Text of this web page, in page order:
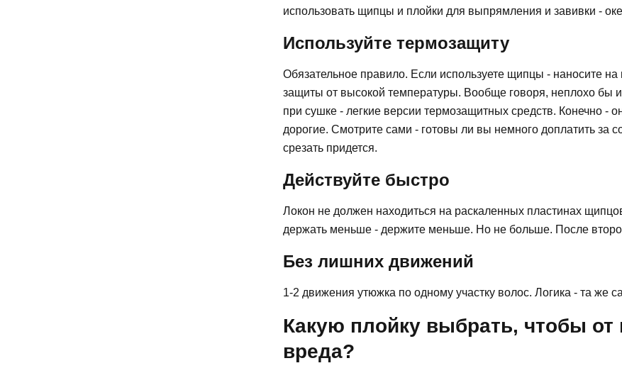
использовать щипцы и плойки для выпрямления и завивки -
Используйте термозащиту
Обязательное правило. Если используете щипцы - наносите
защиты от высокой температуры. Вообще говоря, неплохо бы
при сушке - легкие версии термозащитных средств. Конечно -
дорогие. Смотрите сами - готовы ли вы немного доплатить за
срезать придется.
Действуйте быстро
Локон не должен находиться на раскаленных пластинах
держать меньше - держите меньше. Но не больше. После
Без лишних движений
1-2 движения утюжка по одному участку волос. Логика - та же
Какую плойку выбрать, чтобы
вреда?